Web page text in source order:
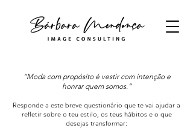
“Moda com propósito é vestir com intenção e
honrar quem somos.”
Responde a este breve questionário que te vai ajudar a
refletir sobre o teu estilo, os teus hábitos e o que
desejas transformar: